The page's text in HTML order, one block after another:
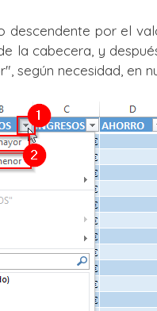
por el
la cabecera, y
según necesidad, en